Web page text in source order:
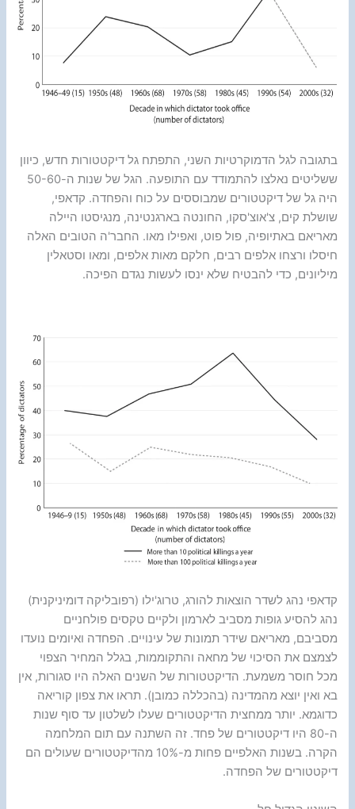
בתגובה לגל הדמוקרטיות השני, התפתח גל דיקטטורות חדש, כיוון
ששליטים נאלצו להתמודד עם התופעה. הגל של שנות ה-50-60
היה גל של דיקטטורים שמבוססים על כוח והפחדה. קדאפי,
שושלת קים, צ'אוצ'סקו, החונטה בארגנטינה, מנגיסטו היילה
מאריאם באתיופיה, פול פוט, ואפילו מאו. החבר'ה הטובים האלה
חיסלו ורצחו אלפים רבים, חלקם מאות אלפים, ומאו וסטאלין
מיליונים, כדי להבטיח שלא ינסו לעשות נגדם הפיכה.
קדאפי נהג לשדר הוצאות להורג, טרוג'ילו (רפובליקה דומיניקנית)
נהג להסיע גופות מסביב לארמון ולקיים טקסים פולחניים
מסביבם, מאריאם שידר תמונות של עינויים. הפחדה ואיומים נועדו
לצמצם את הסיכוי של מחאה והתקוממות, בגלל המחיר הצפוי
מכל חוסר משמעת. הדיקטטורות של השנים האלה היו סגורות, אין
בא ואין יוצא מהמדינה (בהכללה כמובן). תראו את צפון קוריאה
כדוגמא. יותר ממחצית הדיקטטורים שעלו לשלטון עד סוף שנות
ה-80 היו דיקטטורים של פחד. זה השתנה עם תום המלחמה
הקרה. בשנות האלפיים פחות מ-10% מהדיקטטורים שעולים הם
דיקטטורים של הפחדה.